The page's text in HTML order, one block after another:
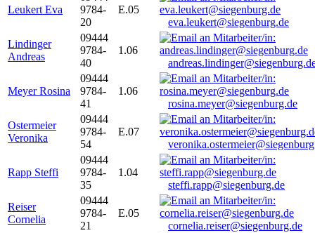
Leukert Eva
9784-
20
E.05
eva.leukert@siegenburg.de
Lindinger
Andreas
09444
9784-
40
1.06
Meyer Rosina
09444
9784-
41
1.06
rosina.meyer@siegenburg.de
Ostermeier
Veronika
09444
9784-
54
E.07
Rapp Steffi
09444
9784-
35
1.04
steffi.rapp@siegenburg.de
Reiser
Cornelia
09444
9784-
21
E.05
cornelia.reiser@siegenburg.de